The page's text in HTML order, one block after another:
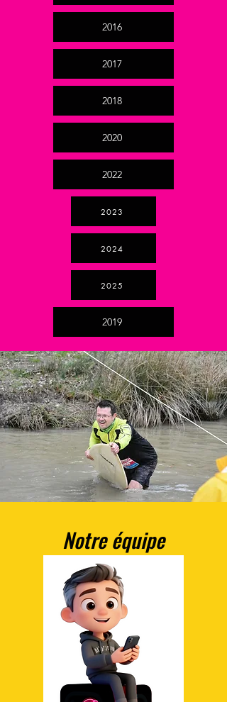
2016
2017
2018
2020
2022
2023
2024
2025
2019
Notre équipe